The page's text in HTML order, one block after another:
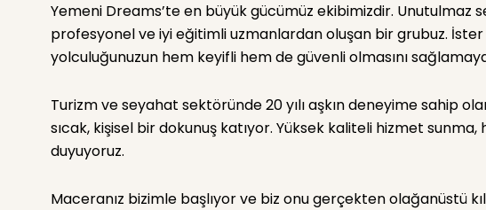
Yemeni Dreams’te en büyük gücümüz ekibimizdir.
profesyonel ve iyi eğitimli uzmanlardan oluşan bir grubuz.
yolculuğunuzun hem keyifli hem de güvenli olmasını
Turizm ve seyahat sektöründe 20 yılı aşkın deneyime sahip
sıcak, kişisel bir dokunuş katıyor. Yüksek kaliteli hizmet
duyuyoruz.
Maceranız bizimle başlıyor ve biz onu gerçekten olağanüstü